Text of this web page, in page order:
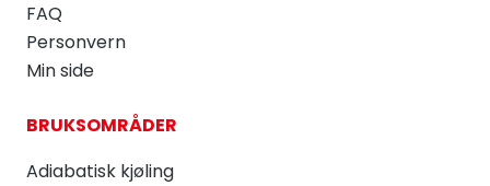
FAQ
Personvern
Min side
BRUKSOMRÅDER
Adiabatisk kjøling